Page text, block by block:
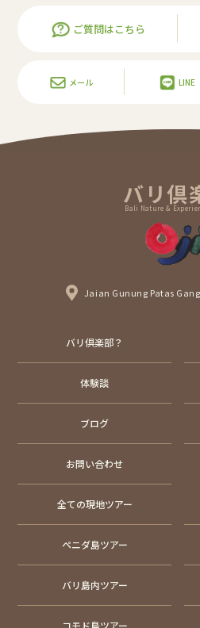
ご質問はこちら
メール LINE
バリ倶
Bali Nature &
Jaian Gunung Patas
バリ倶楽部？
体験談
ブログ
お問い合わせ
全ての現地ツアー
ペニダ島ツアー
バリ島内ツアー